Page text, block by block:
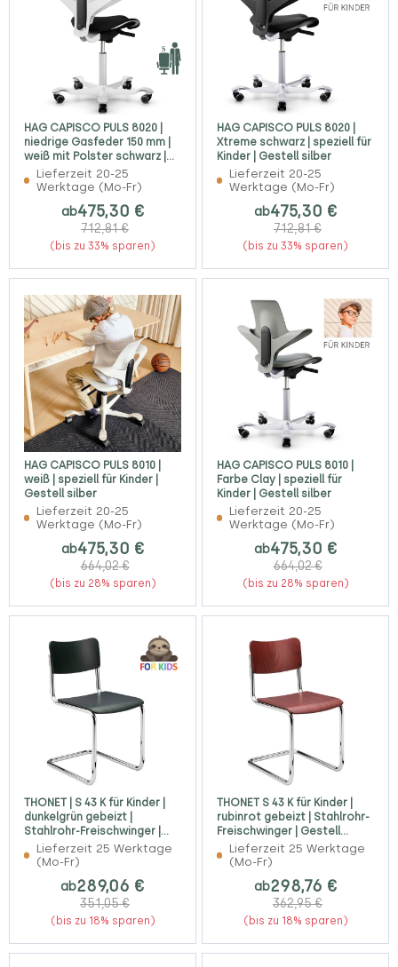
HAG CAPISCO PULS 8020 |
niedrige Gasfeder 150 mm |
weiß mit Polster schwarz |
Gestell weiß
Lieferzeit 20-25
Werktage (Mo-Fr)
ab475,30 €
712,81 €
(bis zu 33% sparen)
HAG CAPISCO PULS 8020 |
Xtreme schwarz | speziell für
Kinder | Gestell silber
Lieferzeit 20-25
Werktage (Mo-Fr)
ab475,30 €
712,81 €
(bis zu 33% sparen)
HAG CAPISCO PULS 8010 |
weiß | speziell für Kinder |
Gestell silber
Lieferzeit 20-25
Werktage (Mo-Fr)
ab475,30 €
664,02 €
(bis zu 28% sparen)
HAG CAPISCO PULS 8010 |
Farbe Clay | speziell für
Kinder | Gestell silber
Lieferzeit 20-25
Werktage (Mo-Fr)
ab475,30 €
664,02 €
(bis zu 28% sparen)
THONET | S 43 K für Kinder |
dunkelgrün gebeizt |
Stahlrohr-Freischwinger |
Gestell verchromt
Lieferzeit 25 Werktage
(Mo-Fr)
ab289,06 €
351,05 €
(bis zu 18% sparen)
THONET S 43 K für Kinder |
rubinrot gebeizt | Stahlrohr-
Freischwinger | Gestell
verchromt
Lieferzeit 25 Werktage
(Mo-Fr)
ab298,76 €
362,95 €
(bis zu 18% sparen)